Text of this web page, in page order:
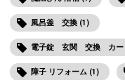
風呂釜 交換 (1)
電子錠 玄関 交換 カー
障子 リフォーム (1)